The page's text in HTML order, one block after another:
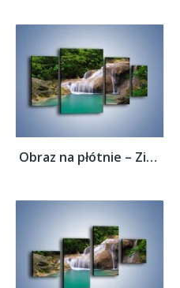
Obraz na płótnie – Zieleń woda i ryby –...